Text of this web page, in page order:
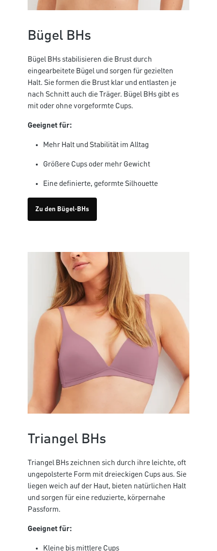
Bügel BHs
Bügel BHs stabilisieren die Brust durch
eingearbeitete Bügel und sorgen für gezielten
Halt. Sie formen die Brust klar und entlasten je
nach Schnitt auch die Träger. Bügel BHs gibt es
mit oder ohne vorgeformte Cups.
Geeignet für:
Mehr Halt und Stabilität im Alltag
Größere Cups oder mehr Gewicht
Eine definierte, geformte Silhouette
Zu den Bügel-BHs
Triangel BHs
Triangel BHs zeichnen sich durch ihre leichte, oft
ungepolsterte Form mit dreieckigen Cups aus. Sie
liegen weich auf der Haut, bieten natürlichen Halt
und sorgen für eine reduzierte, körpernahe
Passform.
Geeignet für:
Kleine bis mittlere Cups